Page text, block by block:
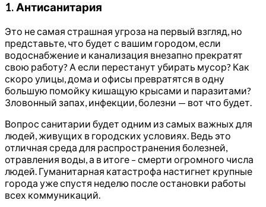
1. Антисанитария
Это не самая страшная угроза на первый взгляд, но
представьте, что будет с вашим городом, если
водоснабжение и канализация внезапно прекратят
свою работу? А если перестанут убирать мусор? Как
скоро улицы, дома и офисы превратятся в одну
большую помойку кишащую крысами и паразитами?
Зловонный запах, инфекции, болезни — вот что будет.
Вопрос санитарии будет одним из самых важных для
людей, живущих в городских условиях. Ведь это
отличная среда для распространения болезней,
отравления воды, а в итоге – смерти огромного числа
людей. Гуманитарная катастрофа настигнет крупные
города уже спустя неделю после остановки работы
всех коммуникаций.